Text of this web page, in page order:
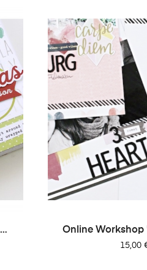
Online Workshop
Sixpack"
Preis
15,00